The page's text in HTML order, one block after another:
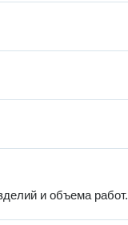
и объема работ.